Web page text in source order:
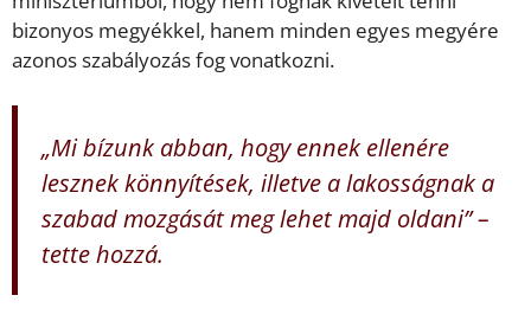
bizonyos megyékkel, hanem minden egyes megyére
azonos szabályozás fog vonatkozni.
„Mi bízunk abban, hogy ennek ellenére
lesznek könnyítések, illetve a lakosságnak a
szabad mozgását meg lehet majd oldani” –
tette hozzá.